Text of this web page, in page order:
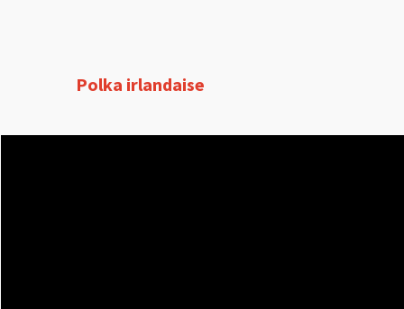
Polka irlandaise